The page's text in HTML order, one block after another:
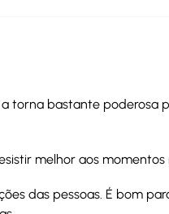
torna bastante poderosa
melhor aos momentos
das pessoas. É bom